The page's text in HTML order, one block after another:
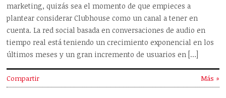
marketing, quizás sea el momento de que empieces a
plantear considerar Clubhouse como un canal a tener en
cuenta. La red social basada en conversaciones de audio en
tiempo real está teniendo un crecimiento exponencial en los
últimos meses y un gran incremento de usuarios en […]
Compartir Más »